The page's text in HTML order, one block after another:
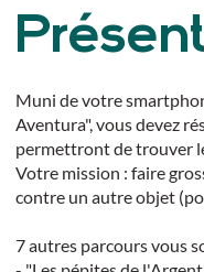
Muni de votre
Aventura", vous devez
permettront de trouver
Votre mission : faire
contre un autre objet
7 autres parcours vous